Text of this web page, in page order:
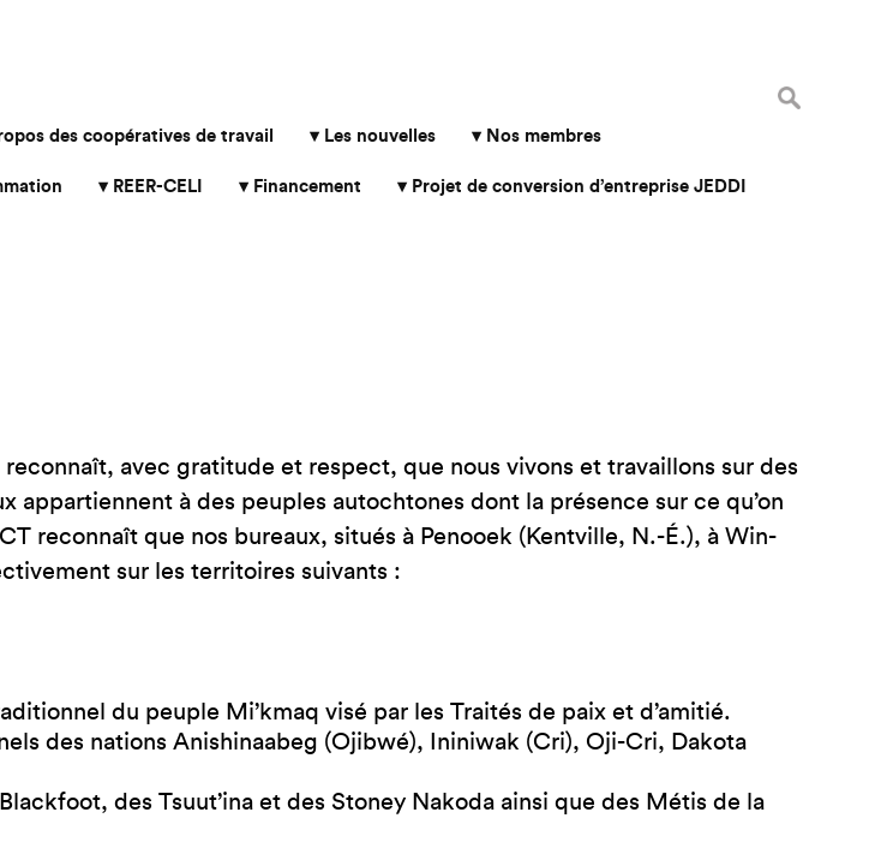
Rechercher
des coopératives de travail Les nouvelles Nos membres
REER-CELI Financement Projet de conversion d’entreprise JEDDI
avec gratitude et respect, que nous vivons et travaillons sur des
à des peuples autochtones dont la présence sur ce qu’on
reconnaît que nos bureaux, situés à Penooek (Kentville, N.-É.), à Win-
sur les territoires suivants :
du peuple Mi’kmaq visé par les Traités de paix et d’amitié.
des nations Anishinaabeg (Ojibwé), Ininiwak (Cri), Oji-Cri, Dakota
des Tsuut’ina et des Stoney Nakoda ainsi que des Métis de la